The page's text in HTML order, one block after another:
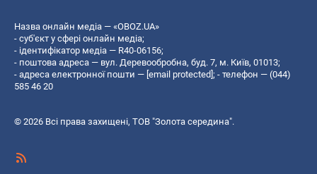
Назва онлайн медіа — «OBOZ.UA»
- суб'єкт у сфері онлайн медіа;
- ідентифікатор медіа — R40-06156;
- поштова адреса — вул. Деревообробна, буд. 7, м. Київ, 01013;
- адреса електронної пошти — [email protected]; - телефон — (044)
585 46 20
© 2026 Всі права захищені, ТОВ "Золота середина".